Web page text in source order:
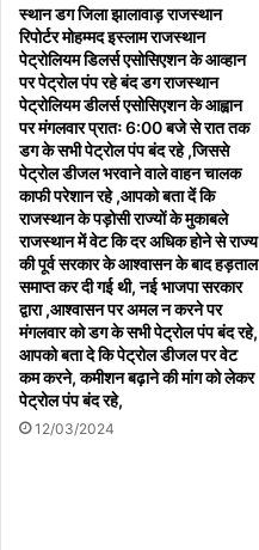
स्थान डग जिला झालावाड़ राजस्थान
रिपोर्टर मोहम्मद इस्लाम राजस्थान
पेट्रोलियम डिलर्स एसोसिएशन के आव्हान
पर पेट्रोल पंप रहे बंद डग राजस्थान
पेट्रोलियम डीलर्स एसोसिएशन के आह्वान
पर मंगलवार प्रातः 6:00 बजे से रात तक
डग के सभी पेट्रोल पंप बंद रहे ,जिससे
पेट्रोल डीजल भरवाने वाले वाहन चालक
काफी परेशान रहे ,आपको बता दें कि
राजस्थान के पड़ोसी राज्यों के मुकाबले
राजस्थान में वेट कि दर अधिक होने से राज्य
की पूर्व सरकार के आश्वासन के बाद हड़ताल
समाप्त कर दी गई थी, नई भाजपा सरकार
द्वारा ,आश्वासन पर अमल न करने पर
मंगलवार को डग के सभी पेट्रोल पंप बंद रहे,
आपको बता दे कि पेट्रोल डीजल पर वेट
कम करने, कमीशन बढ़ाने की मांग को लेकर
पेट्रोल पंप बंद रहे,
12/03/2024